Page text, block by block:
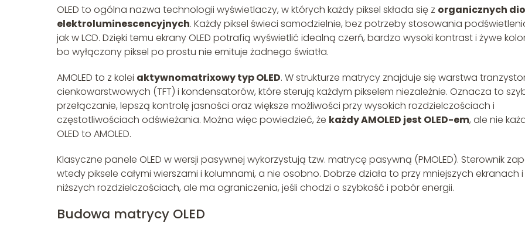
OLED to ogólna nazwa technologii wyświetlaczy, w których każdy piksel składa się z organicznych
elektroluminescencyjnych. Każdy piksel świeci samodzielnie, bez potrzeby stosowania
jak w LCD. Dzięki temu ekrany OLED potrafią wyświetlić idealną czerń, bardzo wysoki kontrast i żywe
bo wyłączony piksel po prostu nie emituje żadnego światła.
AMOLED to z kolei aktywnomatrixowy typ OLED. W strukturze matrycy znajduje się warstwa
cienkowarstwowych (TFT) i kondensatorów, które sterują każdym pikselem niezależnie. Oznacza to
przełączanie, lepszą kontrolę jasności oraz większe możliwości przy wysokich rozdzielczościach i
częstotliwościach odświeżania. Można więc powiedzieć, że każdy AMOLED jest OLED-em, ale nie
OLED to AMOLED.
Klasyczne panele OLED w wersji pasywnej wykorzystują tzw. matrycę pasywną (PMOLED). Sterownik
wtedy piksele całymi wierszami i kolumnami, a nie osobno. Dobrze działa to przy mniejszych ekranach i
niższych rozdzielczościach, ale ma ograniczenia, jeśli chodzi o szybkość i pobór energii.
Budowa matrycy OLED